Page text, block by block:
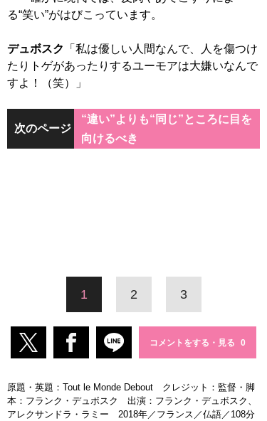
る“笑い”がはびこっています。
デュボスク
「私は優しい人間なんで、人を傷つけ
たりトゲがあったりするユーモアは大嫌いなんで
すよ！（笑）」
次のページ
“違い”よりも“同じ”ところに目を
向けるべき
1 2 3
コメントをする・見る
原題・英題：Tout le Monde Debout クレジット：監督・脚
本：フランク・デュボスク 出演：フランク・デュボスク、
アレクサンドラ・ラミー 2018年／フランス／仏語／108分